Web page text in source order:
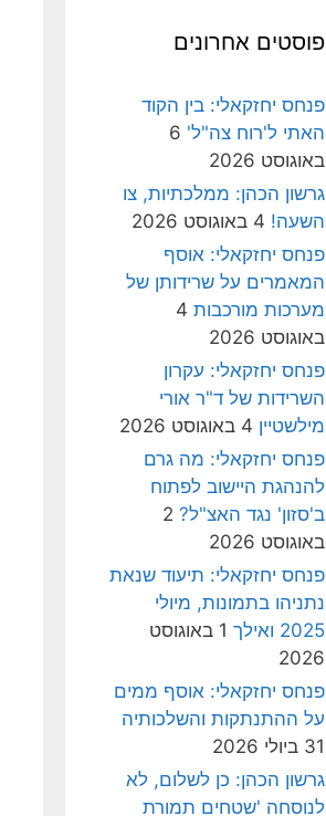
פוסטים אחרונים
פנחס יחזקאלי: בין הקוד
האתי ל'רוח צה"ל' 6
באוגוסט 2026
גרשון הכהן: ממלכתיות, צו
השעה! 4 באוגוסט 2026
פנחס יחזקאלי: אוסף
המאמרים על שרידותן של
מערכות מורכבות 4
באוגוסט 2026
פנחס יחזקאלי: עקרון
השרידות של ד"ר אורי
מילשטיין 4 באוגוסט 2026
פנחס יחזקאלי: מה גרם
להנהגת היישוב לפתוח
ב'סזון' נגד האצ"ל? 2
באוגוסט 2026
פנחס יחזקאלי: תיעוד שנאת
נתניהו בתמונות, מיולי
2025 ואילך
1 באוגוסט
2026
פנחס יחזקאלי: אוסף ממים
על ההתנתקות והשלכותיה
31 ביולי 2026
גרשון הכהן: כן לשלום, לא
לנוסחה 'שטחים תמורת